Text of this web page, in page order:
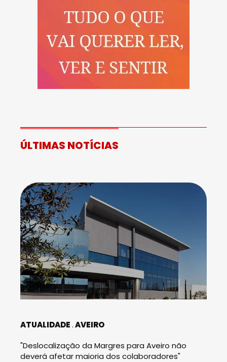
ÚLTIMAS NOTÍCIAS
ATUALIDADE AVEIRO
"Deslocalização da Margres para Aveiro não
deverá afetar maioria dos colaboradores"